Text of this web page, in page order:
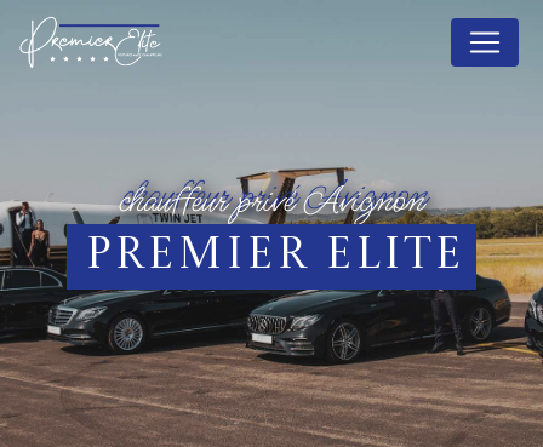
chauffeur privé Avignon
Premier Elite
Panneau de gestion des cookies